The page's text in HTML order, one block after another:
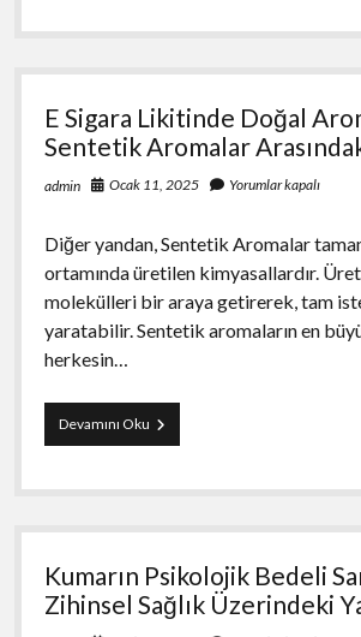
kaç
yer
E Sigara Likitinde Doğal
Sentetik Aromalar
admin Ocak 11, 2025 Yorumlar kapalı
Diğer yandan, Sentetik Aromalar
ortamında üretilen kimyasallardır.
molekülleri bir araya getirerek, tam
yaratabilir. Sentetik aromaların en
herkesin…
Devamını OkuE
Sigara
Doğal
ve
Aromalar
Arasındaki
Farklar
Kumarın Psikolojik Bedeli
Zihinsel Sağlık Üzerindeki